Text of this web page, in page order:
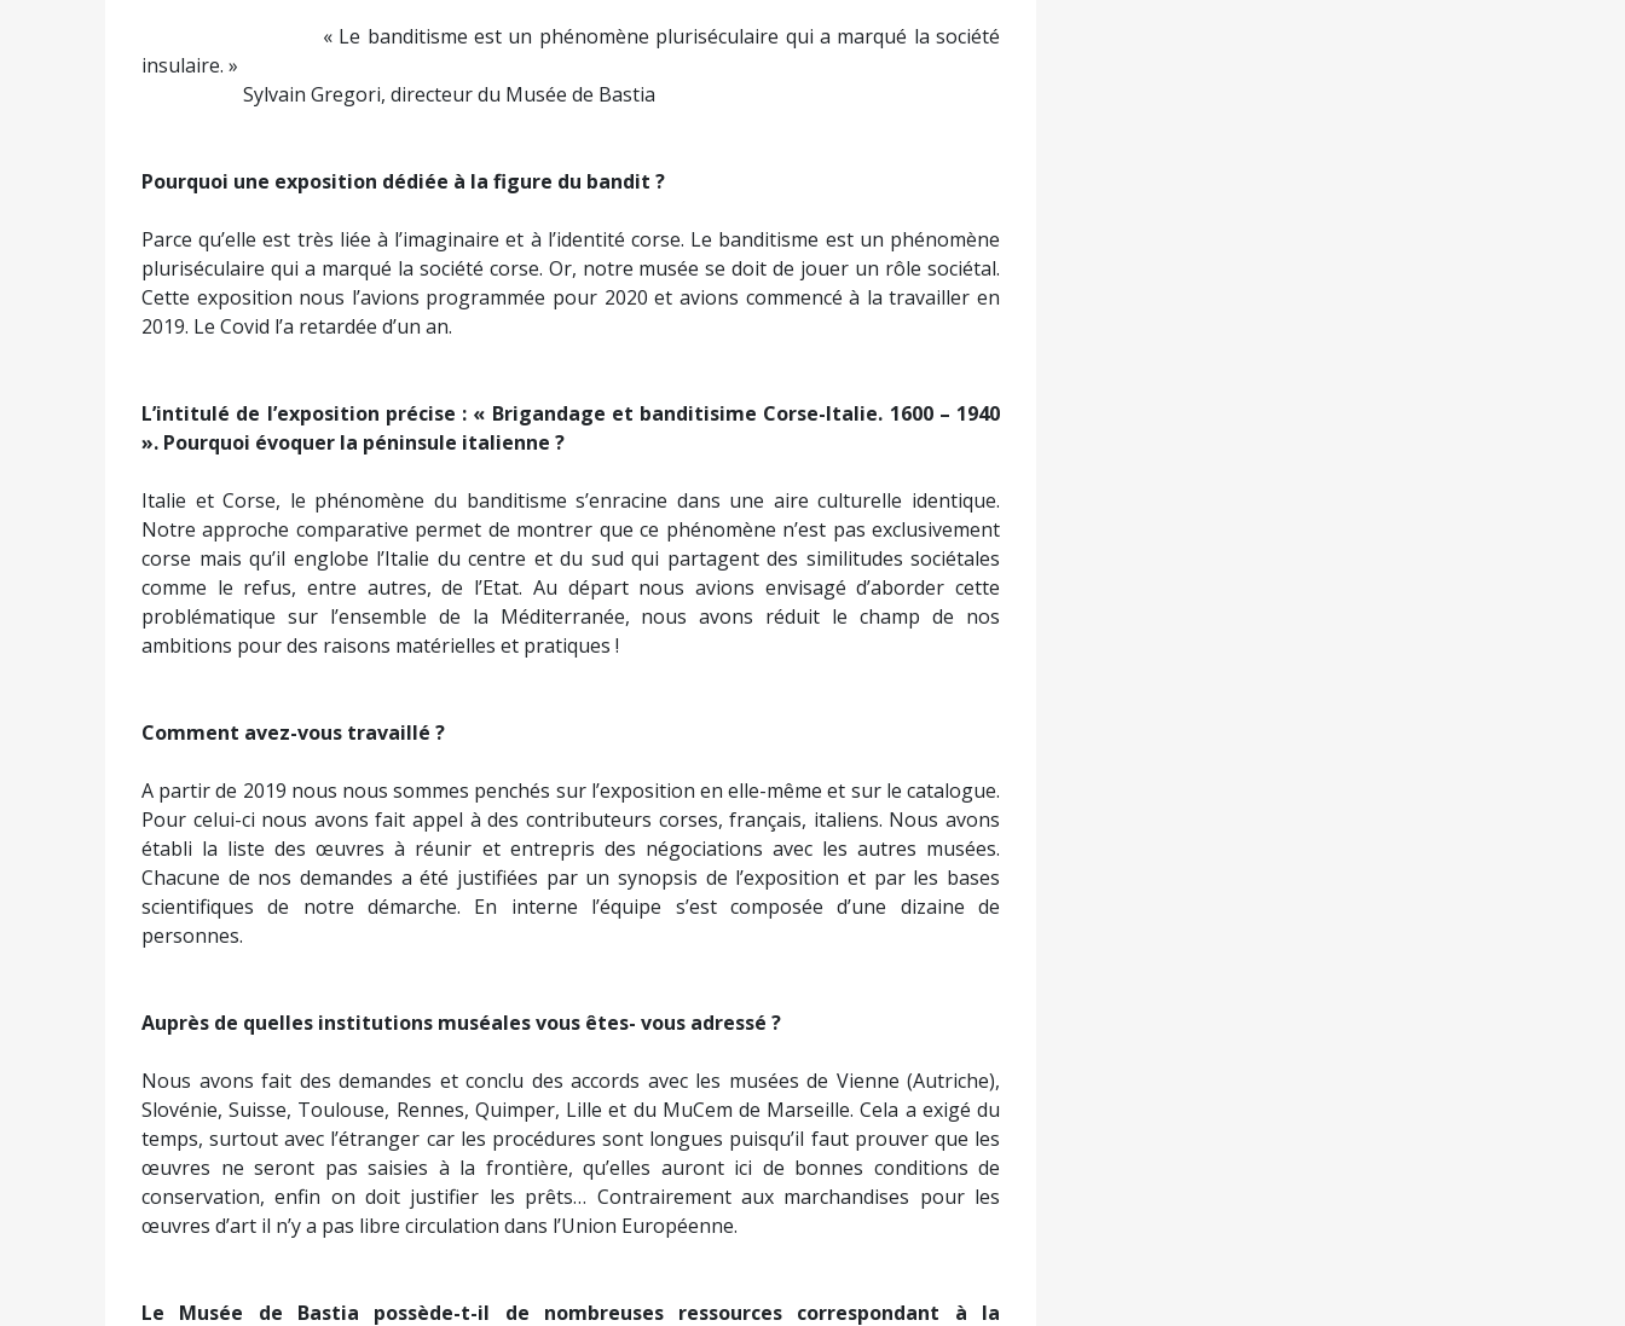
« Le banditisme est un phénomène pluriséculaire qui a marqué la société
insulaire. »
Sylvain Gregori, directeur du Musée de Bastia
Pourquoi une exposition dédiée à la figure du bandit ?
Parce qu’elle est très liée à l’imaginaire et à l’identité corse. Le banditisme est un phénomène
pluriséculaire qui a marqué la société corse. Or, notre musée se doit de jouer un rôle sociétal.
Cette exposition nous l’avions programmée pour 2020 et avions commencé à la travailler en
2019. Le Covid l’a retardée d’un an.
L’intitulé de l’exposition précise : « Brigandage et banditisime Corse-Italie. 1600 – 1940
». Pourquoi évoquer la péninsule italienne ?
Italie et Corse, le phénomène du banditisme s’enracine dans une aire culturelle identique.
Notre approche comparative permet de montrer que ce phénomène n’est pas exclusivement
corse mais qu’il englobe l’Italie du centre et du sud qui partagent des similitudes sociétales
comme le refus, entre autres, de l’Etat. Au départ nous avions envisagé d’aborder cette
problématique sur l’ensemble de la Méditerranée, nous avons réduit le champ de nos
ambitions pour des raisons matérielles et pratiques !
Comment avez-vous travaillé ?
A partir de 2019 nous nous sommes penchés sur l’exposition en elle-même et sur le catalogue.
Pour celui-ci nous avons fait appel à des contributeurs corses, français, italiens. Nous avons
établi la liste des œuvres à réunir et entrepris des négociations avec les autres musées.
Chacune de nos demandes a été justifiées par un synopsis de l’exposition et par les bases
scientifiques de notre démarche. En interne l’équipe s’est composée d’une dizaine de
personnes.
Auprès de quelles institutions muséales vous êtes- vous adressé ?
Nous avons fait des demandes et conclu des accords avec les musées de Vienne (Autriche),
Slovénie, Suisse, Toulouse, Rennes, Quimper, Lille et du MuCem de Marseille. Cela a exigé du
temps, surtout avec l’étranger car les procédures sont longues puisqu’il faut prouver que les
œuvres ne seront pas saisies à la frontière, qu’elles auront ici de bonnes conditions de
conservation, enfin on doit justifier les prêts… Contrairement aux marchandises pour les
œuvres d’art il n’y a pas libre circulation dans l’Union Européenne.
Le Musée de Bastia possède-t-il de nombreuses ressources correspondant à la